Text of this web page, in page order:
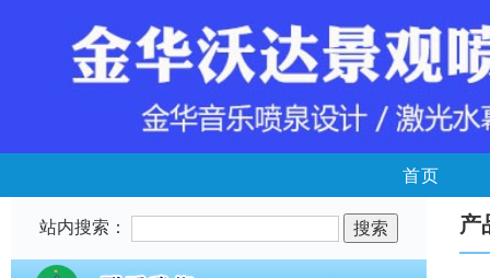
首页
站内搜索： 产